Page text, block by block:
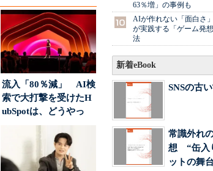
流入「80％減」 AI検
索で大打撃を受けたH
ubSpotは、どうやっ
て“未来の顧...
63％増」の事例も
AIが作れない「面白さ
が実践する「ゲーム発
法
新着eBook
SNSの古
常識外れ
想 “缶入
ットの舞